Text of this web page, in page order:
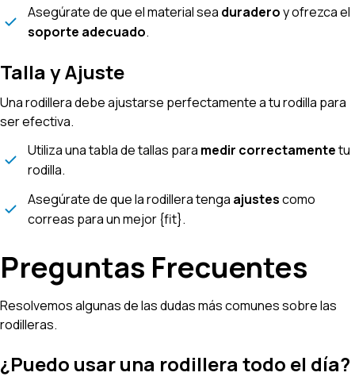
Asegúrate de que el material sea duraderoy ofrezca el
soporte adecuado.
Talla y Ajuste
Una rodillera debe ajustarse perfectamente a tu rodilla para
ser efectiva.
Utiliza una tabla de tallas para medir correctamentetu
rodilla.
Asegúrate de que la rodillera tenga ajustescomo
correas para un mejor {fit}.
Preguntas Frecuentes
Resolvemos algunas de las dudas más comunes sobre las
rodilleras.
¿Puedo usar una rodillera todo el día?